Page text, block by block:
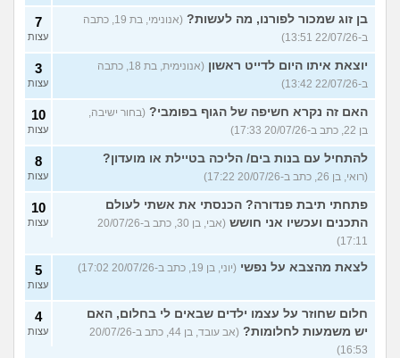
בן זוג שמכור לפורנו, מה לעשות?
(אנונימי, בת 19, כתבה
ב-22/07/26 13:51)
7
עצות
יוצאת איתו היום לדייט ראשון
(אנונימית, בת 18, כתבה
ב-22/07/26 13:42)
3
עצות
האם זה נקרא חשיפה של הגוף בפומבי? (בחור ישיבה,
בן 22, כתב ב-20/07/26 17:33)
10
עצות
להתחיל עם בנות בים/ הליכה בטיילת או מועדון?
(רואי, בן 26, כתב ב-20/07/26 17:22)
8
עצות
פתחתי תיבת פנדורה? הכנסתי את אשתי לעולם
התכנים ועכשיו אני חושש
(אבי, בן 30, כתב ב-20/07/26
17:11)
10
עצות
לצאת מהצבא על נפשי (יוני, בן 19, כתב ב-20/07/26 17:02) 5
עצות
חלום שחוזר על עצמו ילדים שבאים לי בחלום, האם
יש משמעות לחלומות?
(אב עובד, בן 44, כתב ב-20/07/26
16:53)
4
עצות